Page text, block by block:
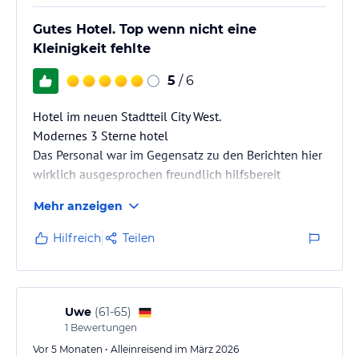
Gutes Hotel. Top wenn nicht eine
Kleinigkeit fehlte
5 / 6
Hotel im neuen Stadtteil City West.
Modernes 3 Sterne hotel
Das Personal war im Gegensatz zu den Berichten hier
wirklich ausgesprochen freundlich hilfsbereit
Mehr anzeigen
Hilfreich Teilen
Uwe (61-65)
1 Bewertungen
Vor 5 Monaten • Alleinreisend im März 2026